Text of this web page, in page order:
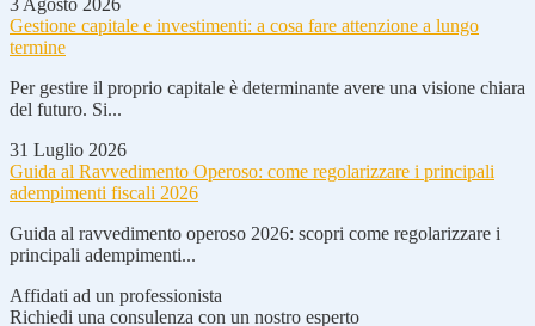
Gestione capitale e investimenti: a cosa fare attenzione a lungo
termine
Per gestire il proprio capitale è determinante avere una visione chiara
del futuro. Si...
31 Luglio 2026
Guida al Ravvedimento Operoso: come regolarizzare i principali
adempimenti fiscali 2026
Guida al ravvedimento operoso 2026: scopri come regolarizzare i
principali adempimenti...
Affidati ad un professionista
Richiedi una consulenza con un nostro esperto